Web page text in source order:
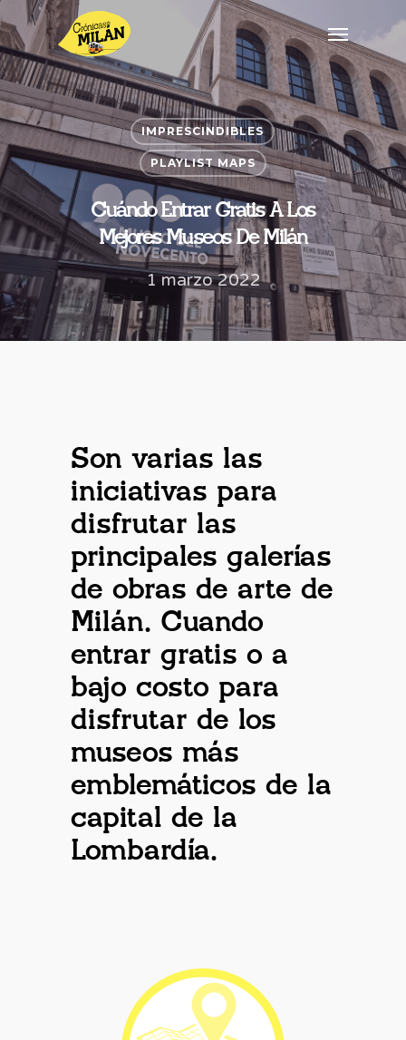
IMPRESCINDIBLES
PLAYLIST MAPS
Cuándo Entrar Gratis A Los
Mejores Museos De Milán
1 marzo 2022
Son varias las
iniciativas para
disfrutar las
principales galerías
de obras de arte de
Milán. Cuando
entrar gratis o a
bajo costo para
disfrutar de los
museos más
emblemáticos de la
capital de la
Lombardía.